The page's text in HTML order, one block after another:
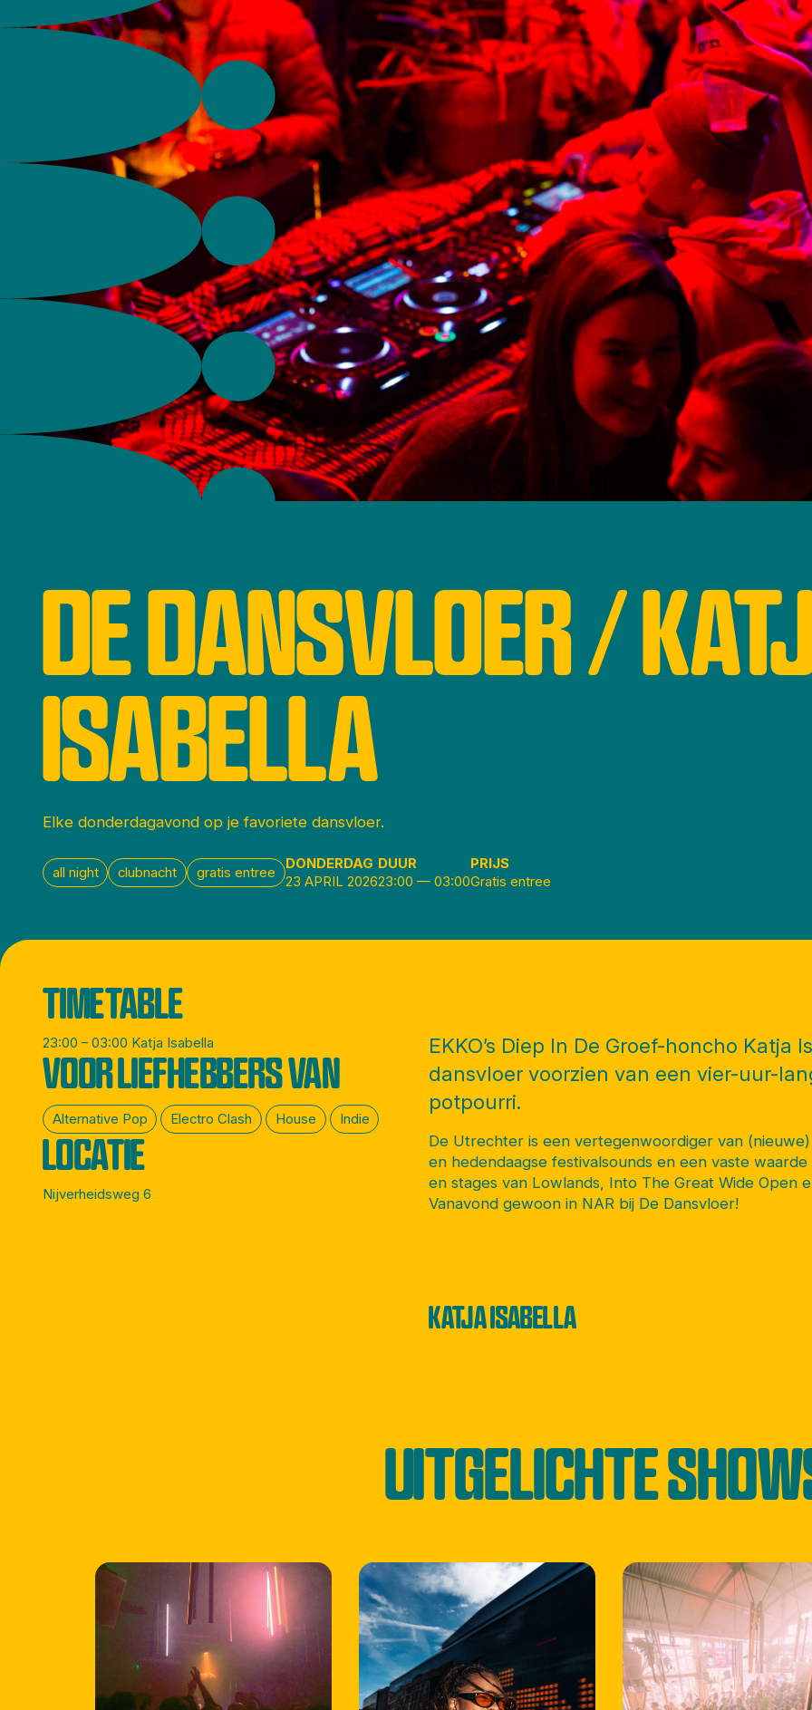
DE DANSVLOER /
ISABELLA
Elke donderdagavond op je favoriete dansvloer.
all night clubnacht gratis entree
DONDERDAG
23 APRIL 2026
DUUR
23:00 — 03:00
PRIJS
Gratis entree
TIMETABLE
23:00 – 03:00 Katja Isabella
VOOR LIEFHEBBERS VAN
Alternative Pop Electro Clash House Indie
LOCATIE
Nijverheidsweg 6
EKKO’s Diep In De Groef-honcho Katja
dansvloer voorzien van een vier-uur-
potpourri.
De Utrechter is een vertegenwoordiger van
en hedendaagse festivalsounds en een vaste
en stages van Lowlands, Into The Great Wide Open
Vanavond gewoon in NAR bij De Dansvloer!
KATJA ISABELLA
UITGELICHTE